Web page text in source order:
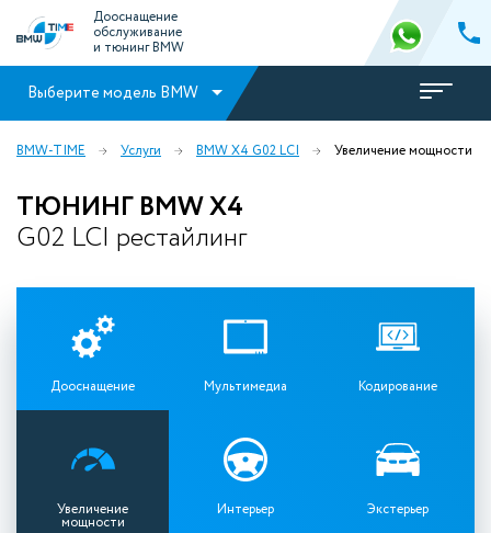
Дооснащение
обслуживание
и тюнинг BMW
Выберите модель BMW
BMW-TIME Услуги BMW X4 G02 LCI Увеличение мощности
ТЮНИНГ BMW X4
G02 LCI рестайлинг
Дооснащение Мультимедиа Кодирование
Увеличение
мощности
Интерьер Экстерьер